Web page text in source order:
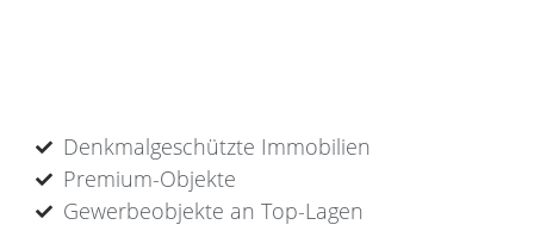
Denkmalgeschützte Immobilien
Premium-Objekte
Gewerbeobjekte an Top-Lagen